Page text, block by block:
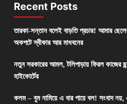
Recent Posts
তারকা-সন্তান বলেই বাড়তি প্রচার! আমার
অকপটে স্বীকার আর মাধবনের
নতুন সরকারের আমল, টলিপাড়ায় ফিরল কাজের
হাইকোর্টের
কলম – বুম নামিয়ে এ বার পায়ে বল! সংবাদ নয়,